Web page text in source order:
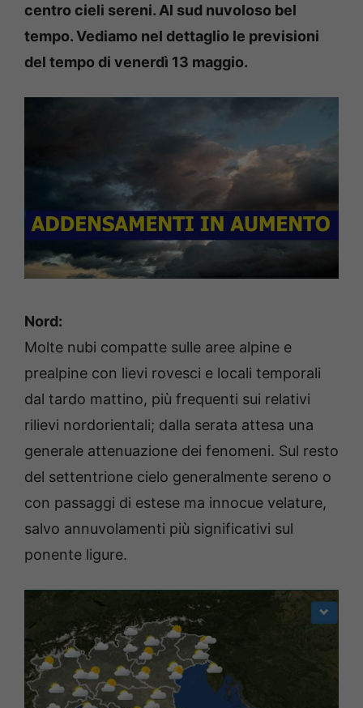
centro cieli sereni. Al sud nuvoloso bel
tempo. Vediamo nel dettaglio le previsioni
del tempo di venerdì 13 maggio.
Nord:
Molte nubi compatte sulle aree alpine e
prealpine con lievi rovesci e locali temporali
dal tardo mattino, più frequenti sui relativi
rilievi nordorientali; dalla serata attesa una
generale attenuazione dei fenomeni. Sul resto
del settentrione cielo generalmente sereno o
con passaggi di estese ma innocue velature,
salvo annuvolamenti più significativi sul
ponente ligure.